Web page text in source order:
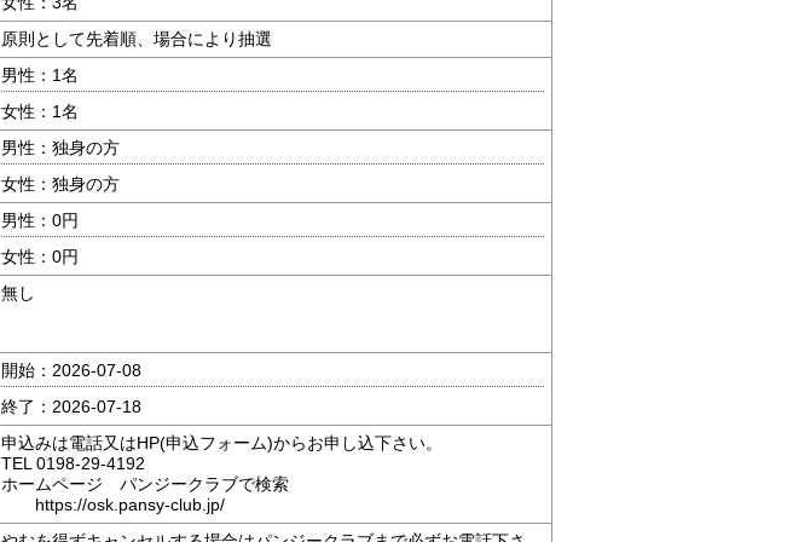
原則として先着順、場合により抽選
男性：1名
女性：1名
男性：独身の方
女性：独身の方
男性：0円
女性：0円
無し
開始：2026-07-08
終了：2026-07-18
申込みは電話又はHP(申込フォーム)からお申し込下さい。
TEL 0198-29-4192
ホームページ パンジークラブで検索
https://osk.pansy-club.jp/